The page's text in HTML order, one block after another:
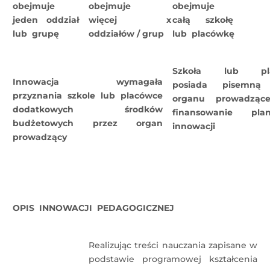
obejmuje
jeden oddział
lub grupę
obejmuje
więcej
oddziałów / grup
x
obejmuje
całą szkołę
lub placówkę
Innowacja wymagała
przyznania szkole lub placówce
dodatkowych środków
budżetowych przez organ
prowadzący
Szkoła lub
posiada
organu
finansowanie
innowacji
OPIS INNOWACJI PEDAGOGICZNEJ
Realizując treści nauczania zapisane w
podstawie programowej kształcenia